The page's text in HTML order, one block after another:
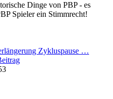
Dinge von PBP - es
Spieler ein Stimmrecht!
Zykluspause …